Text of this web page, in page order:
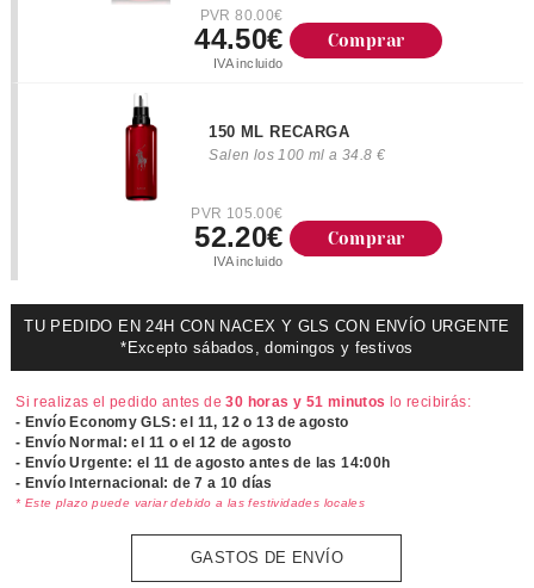
PVR 80.00€
44.50€
IVA incluido
Comprar
150 ML RECARGA
Salen los 100 ml a 34.8 €
PVR 105.00€
52.20€
IVA incluido
Comprar
TU PEDIDO EN 24H CON NACEX Y GLS CON ENVÍO URGENTE
*Excepto sábados, domingos y festivos
Si realizas el pedido antes de30 horas y 51 minutos lo recibirás:
- Envío Economy GLS: el 11, 12 o 13 de agosto
- Envío Normal: el 11 o el 12 de agosto
- Envío Urgente: el11 de agosto antes de las 14:00h
- Envío Internacional: de 7 a 10 días
* Este plazo puede variar debido a las festividades locales
GASTOS DE ENVÍO